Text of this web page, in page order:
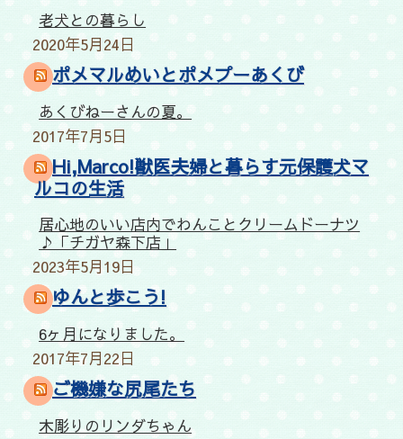
老犬との暮らし
2020年5月24日
ポメマルめいとポメプーあくび
あくびねーさんの夏。
2017年7月5日
Hi,Marco!獣医夫婦と暮らす元保護犬マ
ルコの生活
居心地のいい店内でわんことクリームドーナツ
♪「チガヤ森下店」
2023年5月19日
ゆんと歩こう!
6ヶ月になりました。
2017年7月22日
ご機嫌な尻尾たち
木彫りのリンダちゃん